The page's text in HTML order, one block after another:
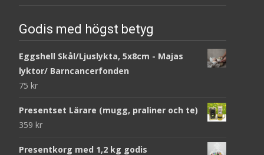
Godis med högst betyg
Eggshell Skål/Ljuslykta, 5x8cm - Majas
lyktor/ Barncancerfonden
75 kr
Presentset Lärare (mugg, praliner och te)
359 kr
Presentkorg med 1,2 kg godis